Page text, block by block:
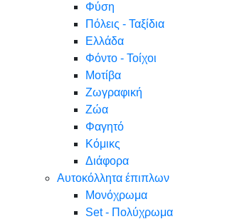
Φύση
Πόλεις - Ταξίδια
Ελλάδα
Φόντο - Τοίχοι
Μοτίβα
Ζωγραφική
Ζώα
Φαγητό
Κόμικς
Διάφορα
Αυτοκόλλητα έπιπλων
Μονόχρωμα
Set - Πολύχρωμα